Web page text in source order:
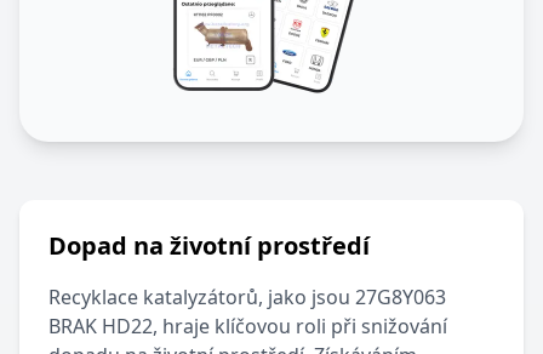
Dopad na životní prostředí
Recyklace katalyzátorů, jako jsou 27G8Y063
BRAK HD22, hraje klíčovou roli při snižování